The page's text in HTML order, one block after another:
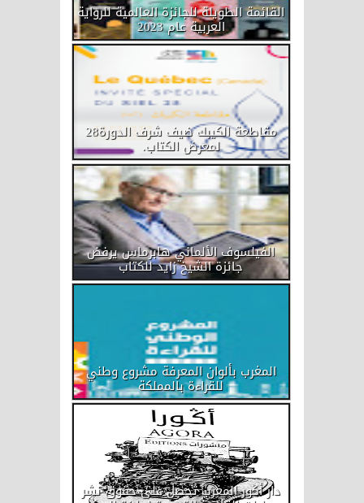
القائمة الطويلة للجائزة العالمية للرواية
العربية عام 2023
مقاطعة الكيبك ضيف شرف الدورة28
لمعرض الكتاب.
الفيلسوف الألماني هابرماس يرفض
جائزة الشيخ زايد للكتاب
المغرب بألوان المعرفة مشروع وطني
للقراءة بالمملكة
دار أݣور المغرب تحصل على حقوق نشر